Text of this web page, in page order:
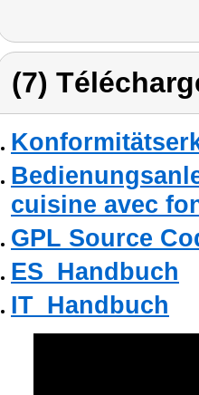
(7)
cuisine avec
GPL Source
ES_Handbuch
IT_Handbuch